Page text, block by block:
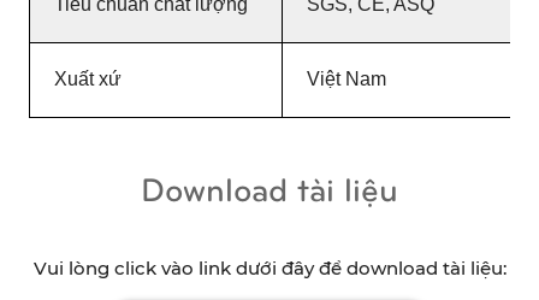
Tiêu chuẩn chất lượng SGS, CE, ASQ
Xuất xứ Việt Nam
Download tài liệu
Vui lòng click vào link dưới đây để download tài liệu: